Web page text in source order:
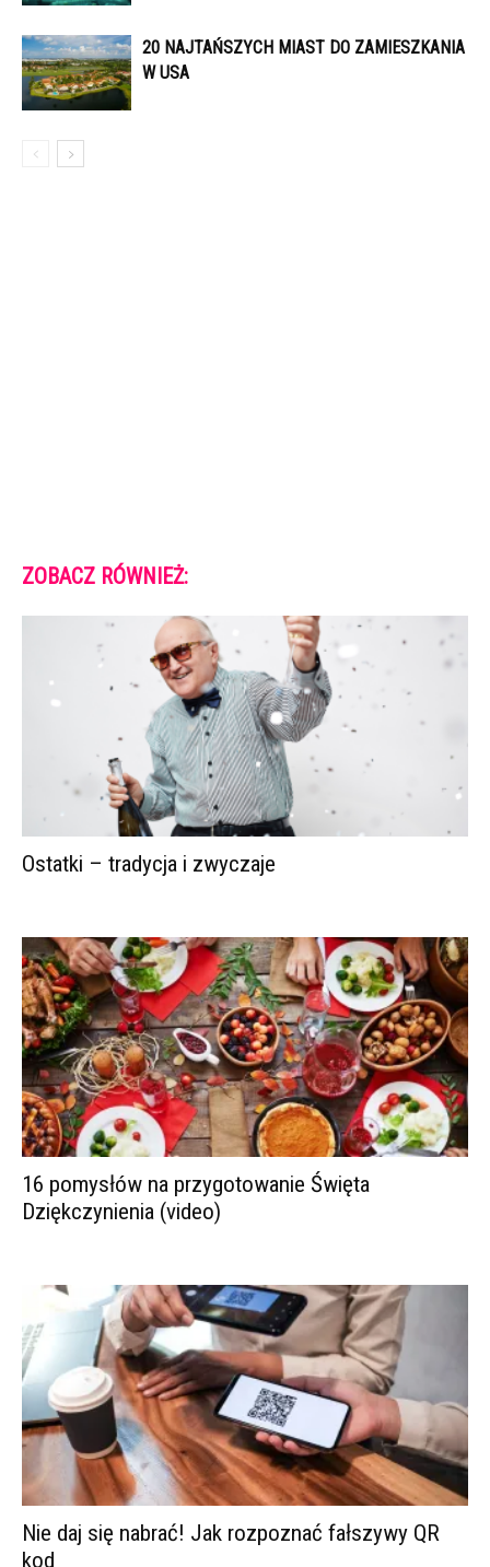
20 NAJTAŃSZYCH MIAST DO ZAMIESZKANIA
W USA
ZOBACZ RÓWNIEŻ:
Ostatki – tradycja i zwyczaje
16 pomysłów na przygotowanie Święta
Dziękczynienia (video)
Nie daj się nabrać! Jak rozpoznać fałszywy QR
kod